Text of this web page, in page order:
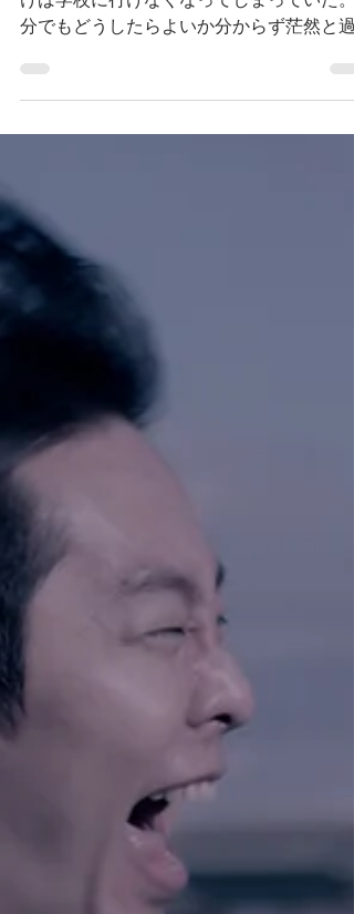
けば学校に行けなくなってしまっていた。
していたある日、従姉妹のエリコが訪ねて
る。海獣学者のエリコは、鯨のストランデ
ングの調査にユーキを連れ出すことにする